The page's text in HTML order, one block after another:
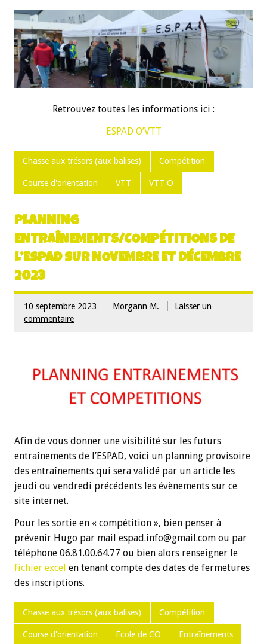
Retrouvez toutes les informations ici :
ESPAD O’VTT
Chasse aux trésors (aux balises) Compétition
Course d'orientation VTT VTT'O
PLANNING
ENTRAÎNEMENTS/COMPÉTITIONS DE
L’ESPAD SUR NOVEMBRE ET DÉCEMBRE
2023
10 septembre 2023 Morgann M.
Laisser un
commentaire
Afin de vous donner une visibilité sur les futurs
entraînements de l’ESPAD, voici un planning provisoire
des entraînements qui sera validé par un article les
jeudi ou vendredi précédents les évènements sur ce
site internet.
Pour les sortie en « compétition », bien penser à
prévenir Hugo par mail espad.info@gmail.com ou par
téléphone 06.81.00.64.77 ou bien alors renseigner le
fichier excel en tenant compte des dates de fermetures
des inscriptions.
Chasse aux trésors (aux balises) Compétition
Course d'orientation Ecole de CO Entraînements